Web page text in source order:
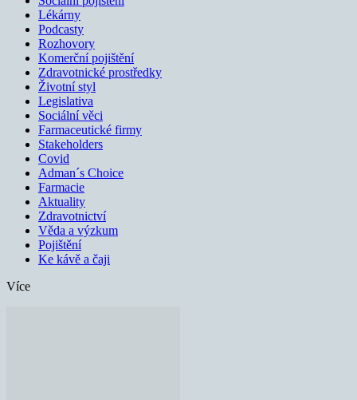
Lékárny
Podcasty
Rozhovory
Komerční pojištění
Zdravotnické prostředky
Životní styl
Legislativa
Sociální věci
Farmaceutické firmy
Stakeholders
Covid
Adman´s Choice
Farmacie
Aktuality
Zdravotnictví
Věda a výzkum
Pojištění
Ke kávě a čaji
Více